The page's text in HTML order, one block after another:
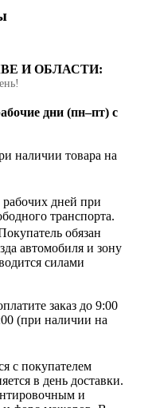
И ОБЛАСТИ:
дни (пн–пт) с
наличии товара на
рабочих дней при
транспорта.
обязан
автомобиля и зону
силами
заказ до 9:00
(при наличии на
с покупателем
в день доставки.
и